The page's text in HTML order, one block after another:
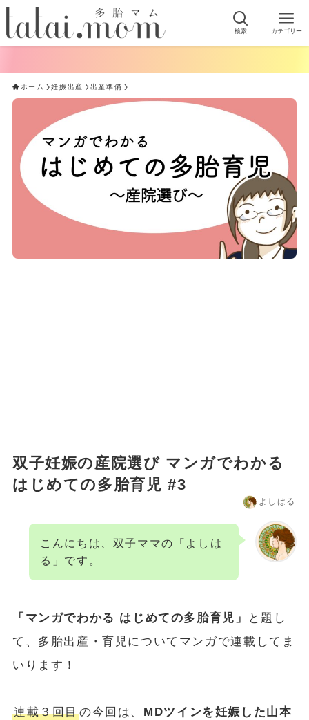
検索 カテゴリー
ホーム 妊娠出産 出産準備
双子妊娠の産院選び マンガでわかる
はじめての多胎育児 #3
よしはる
こんにちは、双子ママの「よしは
る」です。
「マンガでわかる はじめての多胎育児」
と題し
て、多胎出産・育児についてマンガで連載してま
いります！
連載３回目の今回は、 MDツインを妊娠した山本